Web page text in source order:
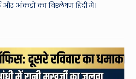
और आंकड़ों का विश्लेषण हिंदी में।